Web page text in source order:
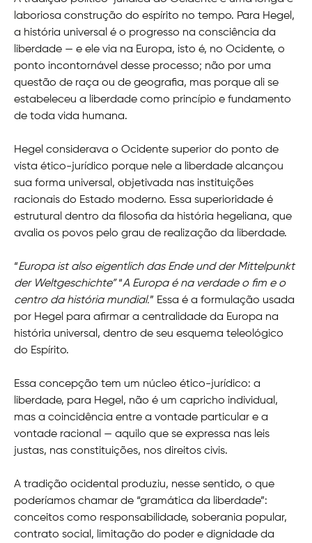
laboriosa construção do espírito no tempo. Para Hegel,
a história universal é o progresso na consciência da
liberdade — e ele via na Europa, isto é, no Ocidente, o
ponto incontornável desse processo; não por uma
questão de raça ou de geografia, mas porque ali se
estabeleceu a liberdade como princípio e fundamento
de toda vida humana.
Hegel considerava o Ocidente superior do ponto de
vista ético-jurídico porque nele a liberdade alcançou
sua forma universal, objetivada nas instituições
racionais do Estado moderno. Essa superioridade é
estrutural dentro da filosofia da história hegeliana, que
avalia os povos pelo grau de realização da liberdade.
“Europa ist also eigentlich das Ende und der Mittelpunkt
der Weltgeschichte”“A Europa é na verdade o fim e o
centro da história mundial.” Essa é a formulação usada
por Hegel para afirmar a centralidade da Europa na
história universal, dentro de seu esquema teleológico
do Espírito.
Essa concepção tem um núcleo ético-jurídico: a
liberdade, para Hegel, não é um capricho individual,
mas a coincidência entre a vontade particular e a
vontade racional — aquilo que se expressa nas leis
justas, nas constituições, nos direitos civis.
A tradição ocidental produziu, nesse sentido, o que
poderíamos chamar de “gramática da liberdade”:
conceitos como responsabilidade, soberania popular,
contrato social, limitação do poder e dignidade da